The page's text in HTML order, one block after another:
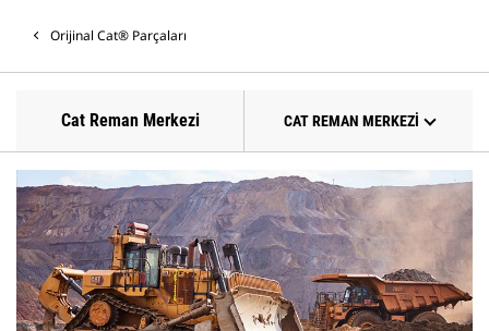
Orijinal Cat® Parçaları
Cat Reman Merkezi CAT REMAN MERKEZI